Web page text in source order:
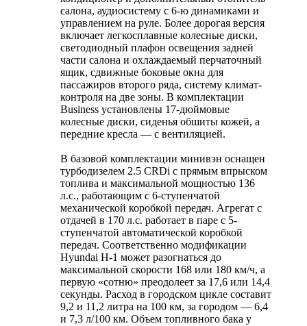
салона, аудиосистему с 6-ю динамиками и
управлением на руле. Более дорогая версия
включает легкосплавные колесные диски,
светодиодный плафон освещения задней
части салона и охлаждаемый перчаточный
ящик, сдвижные боковые окна для
пассажиров второго ряда, систему климат-
контроля на две зоны. В комплектации
Business установлены 17-дюймовые
колесные диски, сиденья обшиты кожей, а
передние кресла — с вентиляцией.
В базовой комплектации минивэн оснащен
турбодизелем 2.5 CRDi с прямым впрыском
топлива и максимальной мощностью 136
л.с., работающим с 6-ступенчатой
механической коробкой передач. Агрегат с
отдачей в 170 л.с. работает в паре с 5-
ступенчатой автоматической коробкой
передач. Соответственно модификации
Hyundai H-1 может разогнаться до
максимальной скорости 168 или 180 км/ч, а
первую «сотню» преодолеет за 17,6 или 14,4
секунды. Расход в городском цикле составит
9,2 и 11,2 литра на 100 км, за городом — 6,4
и 7,3 л/100 км. Объем топливного бака у